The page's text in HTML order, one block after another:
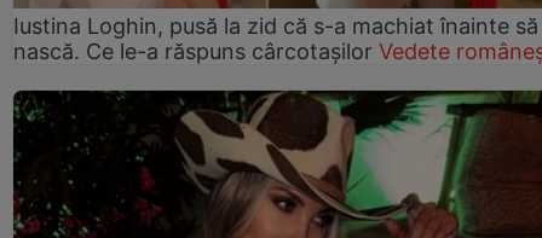
Iustina Loghin, pusă la zid că s-a machiat înainte să
nască. Ce le-a răspuns cârcotașilor Vedete